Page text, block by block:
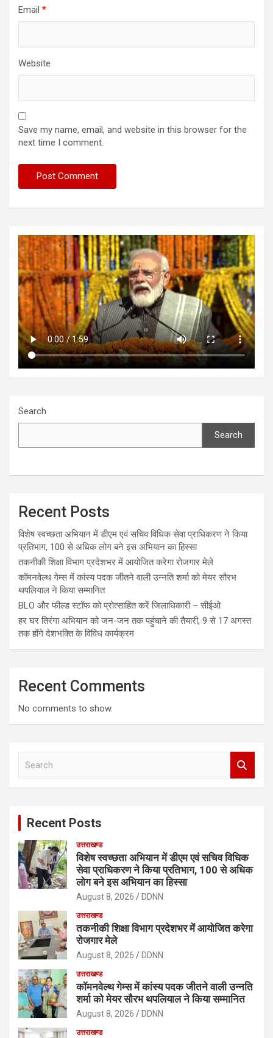
Email *
Website
Save my name, email, and website in this browser for the
next time I comment.
Search
Search
Recent Posts
विशेष स्वच्छता अभियान में डीएम एवं सचिव विधिक सेवा प्राधिकरण ने किया
प्रतिभाग, 100 से अधिक लोग बने इस अभियान का हिस्सा
तकनीकी शिक्षा विभाग प्रदेशभर में आयोजित करेगा रोजगार मेले
कॉमनवेल्थ गेम्स में कांस्य पदक जीतने वाली उन्नति शर्मा को मेयर सौरभ
थपलियाल ने किया सम्मानित
BLO और फील्ड स्टॉफ को प्रोत्साहित करें जिलाधिकारी – सीईओ
हर घर तिरंगा अभियान को जन-जन तक पहुंचाने की तैयारी, 9 से 17 अगस्त
तक होंगे देशभक्ति के विविध कार्यक्रम
Recent Comments
No comments to show.
Recent Posts
उत्तराखण्ड
विशेष स्वच्छता अभियान में डीएम एवं सचिव विधिक
सेवा प्राधिकरण ने किया प्रतिभाग, 100 से अधिक
लोग बने इस अभियान का हिस्सा
August 8, 2026 DDNN
उत्तराखण्ड
तकनीकी शिक्षा विभाग प्रदेशभर में आयोजित करेगा
रोजगार मेले
August 8, 2026 DDNN
उत्तराखण्ड
कॉमनवेल्थ गेम्स में कांस्य पदक जीतने वाली उन्नति
शर्मा को मेयर सौरभ थपलियाल ने किया सम्मानित
August 8, 2026 DDNN
उत्तराखण्ड